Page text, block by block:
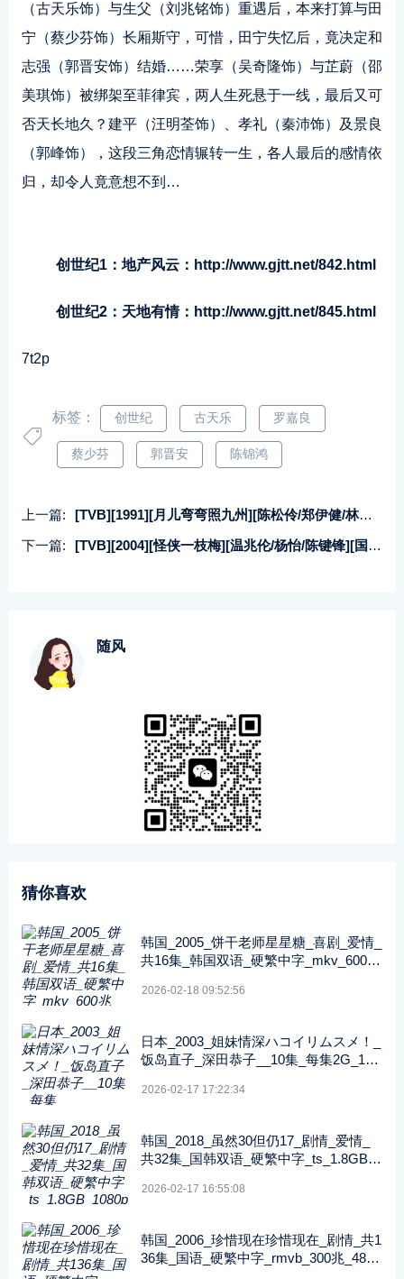
（古天乐饰）与生父（刘兆铭饰）重遇后，本来打算与田
宁（蔡少芬饰）长厢斯守，可惜，田宁失忆后，竟决定和
志强（郭晋安饰）结婚……荣享（吴奇隆饰）与芷蔚（邵
美琪饰）被绑架至菲律宾，两人生死悬于一线，最后又可
否天长地久？建平（汪明荃饰）、孝礼（秦沛饰）及景良
（郭峰饰），这段三角恋情辗转一生，各人最后的感情依
归，却令人竟意想不到…
创世纪1：地产风云：http://www.gjtt.net/842.html
创世纪2：天地有情：http://www.gjtt.net/845.html
7t2p
标签： 创世纪 古天乐 罗嘉良
蔡少芬 郭晋安 陈锦鸿
上一篇:
[TVB][1991][月儿弯弯照九州][陈松伶/郑伊健/林利][国粤双语无字][GOTV源码/TS][20集全/每集约830M]
下一篇:
[TVB][2004][怪侠一枝梅][温兆伦/杨怡/陈键锋][国粤双语中字][GOTV源码/TS][20集全/单集约920M]
随风
猜你喜欢
韩国_2005_饼干老师星星糖_喜剧_爱情_
共16集_韩国双语_硬繁中字_mkv_600兆
2026-02-18 09:52:56
日本_2003_姐妹情深ハコイリムスメ！_
饭岛直子_深田恭子__10集_每集2G_108
2026-02-17 17:22:34
韩国_2018_虽然30但仍17_剧情_爱情_
共32集_国韩双语_硬繁中字_ts_1.8GB_1
2026-02-17 16:55:08
韩国_2006_珍惜现在珍惜现在_剧情_共1
36集_国语_硬繁中字_rmvb_300兆_480p